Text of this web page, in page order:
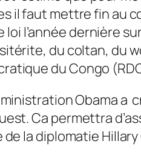
il faut mettre fin au
l’année dernière
du coltan, du
du Congo
Obama
Ca permettra
la diplomatie